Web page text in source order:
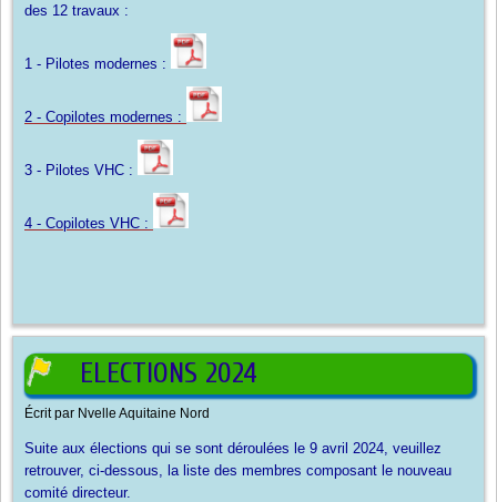
des 12 travaux :
1 - Pilotes modernes :
2 - Copilotes modernes :
3 - Pilotes VHC :
4 - Copilotes VHC :
ELECTIONS 2024
Écrit par Nvelle Aquitaine Nord
Suite aux élections qui se sont déroulées le 9 avril 2024, veuillez
retrouver, ci-dessous, la liste des membres composant le nouveau
comité directeur.